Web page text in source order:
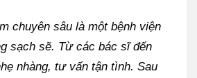
chuyên sâu là một bệnh viện
sạch sẽ. Từ các bác sĩ đến
nhàng, tư vấn tận tình. Sau